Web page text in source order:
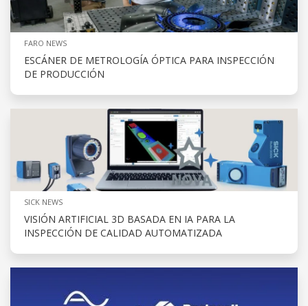
FARO NEWS
ESCÁNER DE METROLOGÍA ÓPTICA PARA INSPECCIÓN
DE PRODUCCIÓN
SICK NEWS
VISIÓN ARTIFICIAL 3D BASADA EN IA PARA LA
INSPECCIÓN DE CALIDAD AUTOMATIZADA